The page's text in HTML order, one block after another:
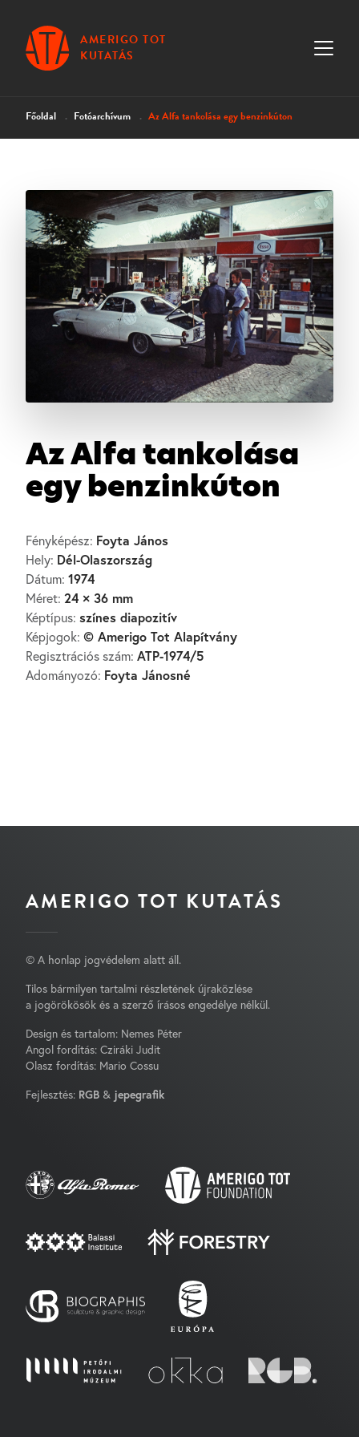
AMERIGO TOT
KUTATÁS
Főoldal Fotóarchívum Az Alfa tankolása egy benzinkúton
Az Alfa tankolása
egy benzinkúton
Fényképész: Foyta János
Hely: Dél-Olaszország
Dátum: 1974
Méret: 24 × 36 mm
Képtípus: színes diapozitív
Képjogok: © Amerigo Tot Alapítvány
Regisztrációs szám: ATP-1974/5
Adományozó: Foyta Jánosné
AMERIGO TOT KUTATÁS
© A honlap jogvédelem alatt áll.
Tilos bármilyen tartalmi részletének újraközlése
a jogörökösök és a szerző írásos engedélye nélkül.
Design és tartalom: Nemes Péter
Angol fordítás: Cziráki Judit
Olasz fordítás: Mario Cossu
Fejlesztés: RGB & jepegrafik